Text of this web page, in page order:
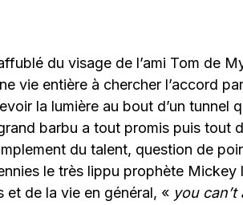
du visage de l’ami Tom de
vie entière à chercher l’accord
la lumière au bout d’un tunnel
barbu a tout promis puis tout
du talent, question de
le très lippu prophète Mickey
et de la vie en général, « you